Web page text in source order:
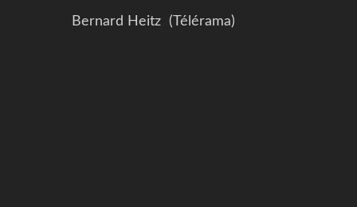
Bernard Heitz (Télérama)